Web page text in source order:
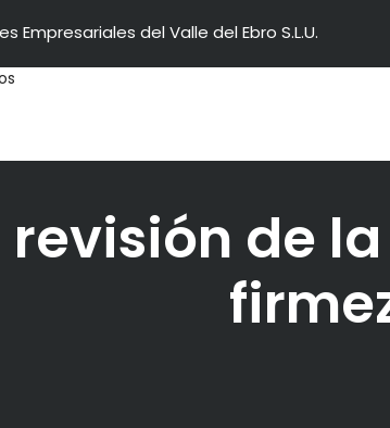
Empresariales del Valle del Ebro S.L.U.
revisión de